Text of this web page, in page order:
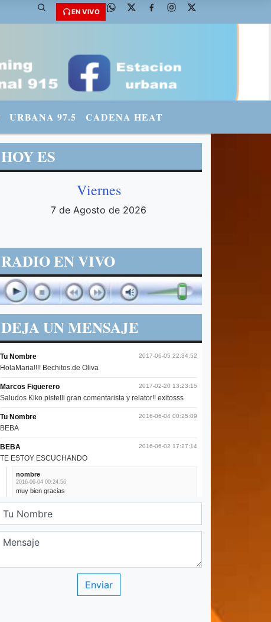
EN VIVO
URBANA 97.5 CADENA HEAT
HOY ES
Viernes
7 de Agosto de 2026
RADIO EN VIVO
DEJA UN MENSAJE